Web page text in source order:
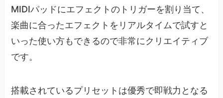
MIDIパッドにエフェクトのトリガーを割り当て、
楽曲に合ったエフェクトをリアルタイムで試すと
いった使い方もできるので非常にクリエイティブ
です。
搭載されているプリセットは優秀で即戦力となる